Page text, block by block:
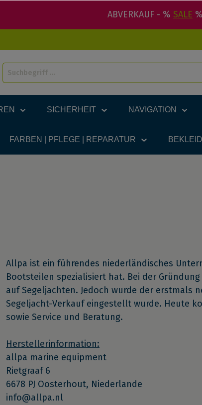
ABVERKAUF - % SALE %
SICHERHEIT NAVIGATION
FARBEN | PFLEGE | REPARATUR
Allpa ist ein führendes niederländisches
Bootsteilen spezialisiert hat. Bei der
auf Segeljachten. Jedoch wurde der erstmals
Segeljacht-Verkauf eingestellt wurde. Heute
sowie Service und Beratung.
Herstellerinformation:
allpa marine equipment
Rietgraaf 6
6678 PJ Oosterhout, Niederlande
info@allpa.nl